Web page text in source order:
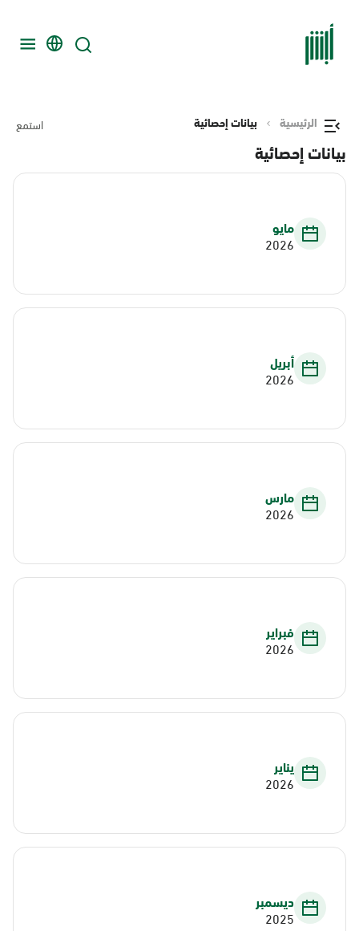
الرئيسية بيانات إحصائية استمع
بيانات إحصائية
مايو
2026
أبريل
2026
مارس
2026
فبراير
2026
يناير
2026
ديسمبر
2025